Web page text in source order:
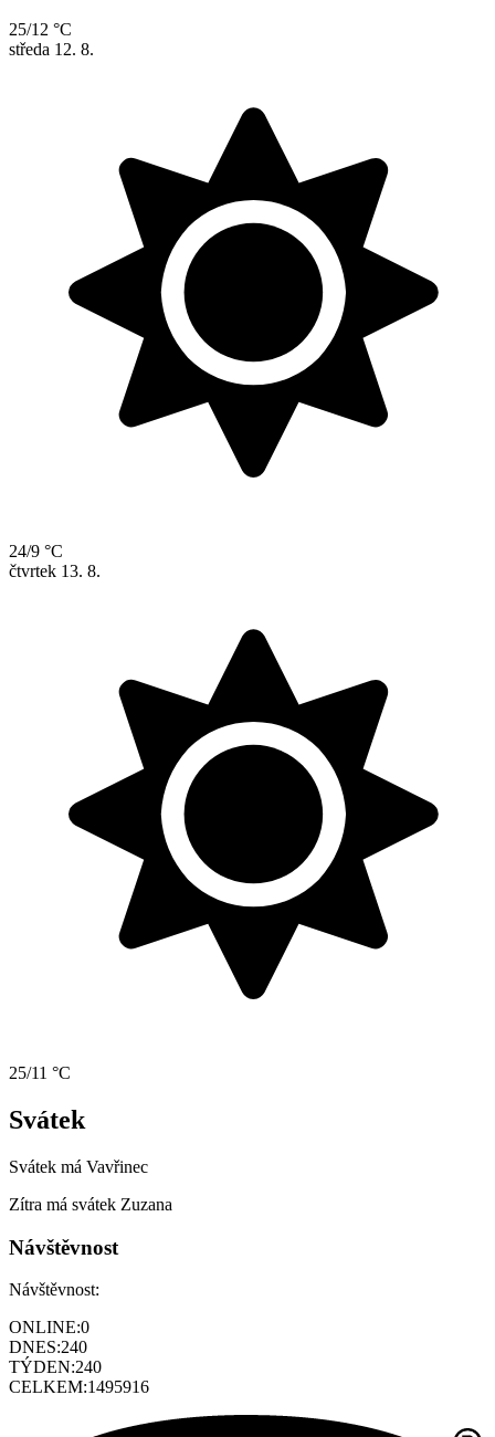
25/12 °C
středa 12. 8.
24/9 °C
čtvrtek 13. 8.
25/11 °C
Svátek
Svátek má Vavřinec
Zítra má svátek Zuzana
Návštěvnost
Návštěvnost:
ONLINE:0
DNES:240
TÝDEN:240
CELKEM:1495916